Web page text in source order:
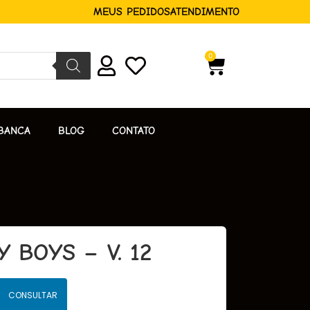
MEUS PEDIDOSATENDIMENTO
0
BLOG CONTATO
BOYS – V. 12
CONSULTAR